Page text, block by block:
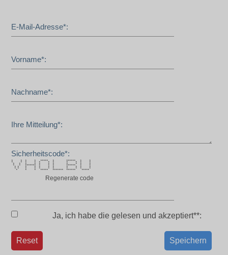
E-Mail-Adresse*:
Vorname*:
Nachname*:
Ihre Mitteilung*:
Sicherheitscode*:
* * * * ***** * ****** * *
* * * * * * * * * * *
* * * * * * * * * * *
* * ******* * * * ****** * *
* * * * * * * * * * *
* * * * * * * * * * *
* * * ***** ******* ****** *****
Regenerate code
Ja, ich habe die gelesen und akzeptiert**:
Speichern
Reset